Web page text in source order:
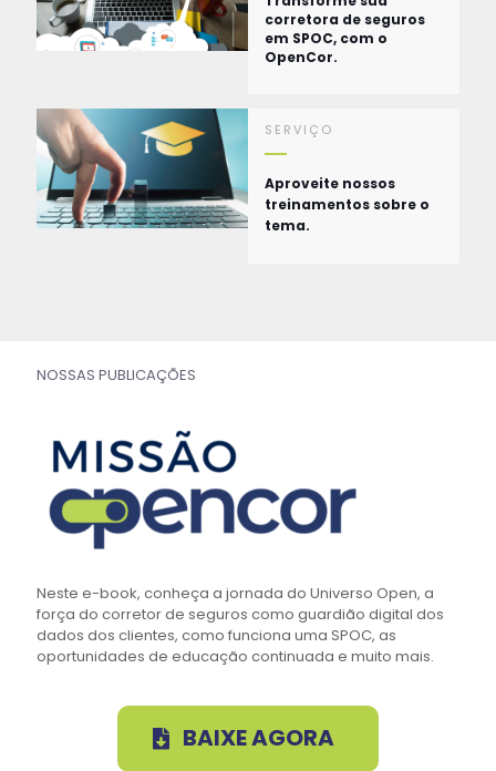
corretora de seguros
em SPOC, com o
OpenCor.
SERVIÇO
Aproveite nossos
treinamentos sobre o
tema.
NOSSAS PUBLICAÇÕES
Neste e-book, conheça a jornada do Universo Open, a
força do corretor de seguros como guardião digital dos
dados dos clientes, como funciona uma SPOC, as
oportunidades de educação continuada e muito mais.
BAIXE AGORA